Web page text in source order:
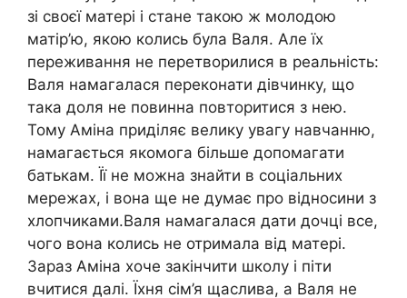
зі своєї матері і стане такою ж молодою
матір’ю, якою колись була Валя. Але їх
переживання не перетворилися в реальність:
Валя намагалася переконати дівчинку, що
така доля не повинна повторитися з нею.
Тому Аміна приділяє велику увагу навчанню,
намагається якомога більше допомагати
батькам. Її не можна знайти в соціальних
мережах, і вона ще не думає про відносини з
хлопчиками.Валя намагалася дати дочці все,
чого вона колись не отримала від матері.
Зараз Аміна хоче закінчити школу і піти
вчитися далі. Їхня сім’я щаслива, а Валя не